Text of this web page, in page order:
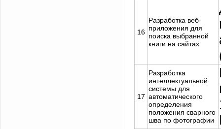
16
Разработка веб-
приложения для
поиска выбранной
книги на сайтах
17
Разработка
интеллектуальной
системы для
автоматического
определения
положения сварного
шва по фотографии